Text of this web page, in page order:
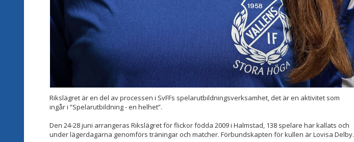
Rikslägret är en del av processen i SvFFs spelarutbildningsverksamhet, det är en aktivitet som
ingår i ”Spelarutbildning - en helhet”.
Den 24-28 juni arrangeras Rikslägret för flickor födda 2009 i Halmstad, 138 spelare har kallats och
under lägerdagarna genomförs träningar och matcher. Förbundskapten för kullen är Lovisa Delby.